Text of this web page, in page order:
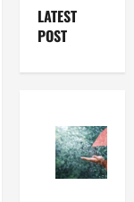
LATEST
POST